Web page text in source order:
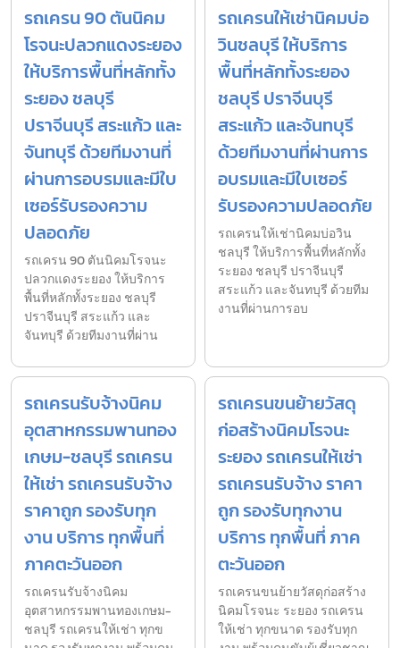
รถเครน 90 ตันนิคม
โรจนะปลวกแดงระยอง
ให้บริการพื้นที่หลักทั้ง
ระยอง ชลบุรี
ปราจีนบุรี สระแก้ว และ
จันทบุรี ด้วยทีมงานที่
ผ่านการอบรมและมีใบ
เซอร์รับรองความ
ปลอดภัย
รถเครน 90 ตันนิคมโรจนะ
ปลวกแดงระยอง ให้บริการ
พื้นที่หลักทั้งระยอง ชลบุรี
ปราจีนบุรี สระแก้ว และ
จันทบุรี ด้วยทีมงานที่ผ่าน
รถเครนให้เช่านิคมบ่อ
วินชลบุรี ให้บริการ
พื้นที่หลักทั้งระยอง
ชลบุรี ปราจีนบุรี
สระแก้ว และจันทบุรี
ด้วยทีมงานที่ผ่านการ
อบรมและมีใบเซอร์
รับรองความปลอดภัย
รถเครนให้เช่านิคมบ่อวิน
ชลบุรี ให้บริการพื้นที่หลักทั้ง
ระยอง ชลบุรี ปราจีนบุรี
สระแก้ว และจันทบุรี ด้วยทีม
งานที่ผ่านการอบ
รถเครนรับจ้างนิคม
อุตสาหกรรมพานทอง
เกษม-ชลบุรี รถเครน
ให้เช่า รถเครนรับจ้าง
ราคาถูก รองรับทุก
งาน บริการ ทุกพื้นที่
ภาคตะวันออก
รถเครนรับจ้างนิคม
อุตสาหกรรมพานทองเกษม-
ชลบุรี รถเครนให้เช่า ทุกข
รถเครนขนย้ายวัสดุ
ก่อสร้างนิคมโรจนะ
ระยอง รถเครนให้เช่า
รถเครนรับจ้าง ราคา
ถูก รองรับทุกงาน
บริการ ทุกพื้นที่ ภาค
ตะวันออก
รถเครนขนย้ายวัสดุก่อสร้าง
นิคมโรจนะ ระยอง รถเครน
ให้เช่า ทุกขนาด รองรับทุก